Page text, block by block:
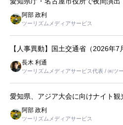
阿部 政利
ツーリズムメディアサービス
【人事異動】国土交通省（2026年
長木 利通
ツーリズムメディアサービス代表 / ㈱ツ
愛知県、アジア大会に向けナイト観
阿部 政利
ツーリズムメディアサービス